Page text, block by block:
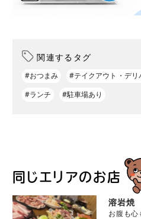
関連するタグ
#おつまみ #テイクアウト・デリ
#ランチ
#駐車場あり
同じエリアのお店
溶岩焼
お腹も心